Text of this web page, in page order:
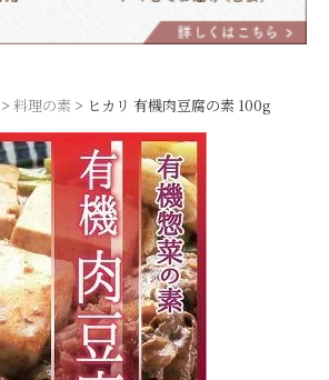
料理の素 ヒカリ 有機肉豆腐の素 100g